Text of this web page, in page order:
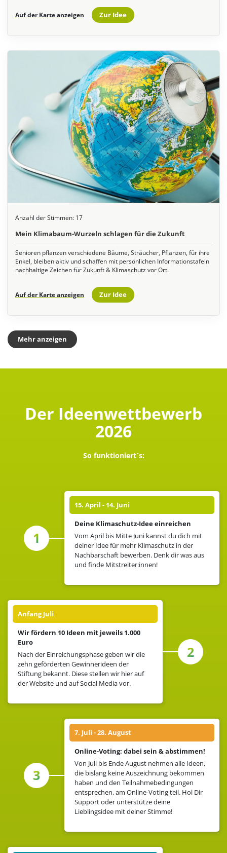
Auf der Karte anzeigen Zur Idee
Anzahl der Stimmen: 17
Mein Klimabaum-Wurzeln schlagen für die Zukunft
Senioren pflanzen verschiedene Bäume, Sträucher, Pflanzen, für ihre
Enkel, bleiben aktiv und schaffen mit persönlichen Informationstafeln
nachhaltige Zeichen für Zukunft & Klimaschutz vor Ort.
Auf der Karte anzeigen Zur Idee
Mehr anzeigen
Der Ideenwettbewerb
2026
So funktioniert´s:
1
15. April - 14. Juni
Deine Klimaschutz-Idee einreichen
Vom April bis Mitte Juni kannst du dich mit
deiner Idee für mehr Klimaschutz in der
Nachbarschaft bewerben. Denk dir was aus
und finde Mitstreiter:innen!
Anfang Juli
Wir fördern 10 Ideen mit jeweils 1.000
Euro
Nach der Einreichungsphase geben wir die
zehn geförderten Gewinnerideen der
Stiftung bekannt. Diese stellen wir hier auf
der Website und auf Social Media vor.
2
3
7. Juli - 28. August
Online-Voting: dabei sein & abstimmen!
Von Juli bis Ende August nehmen alle Ideen,
die bislang keine Auszeichnung bekommen
haben und den Teilnahmebedingungen
entsprechen, am Online-Voting teil. Hol Dir
Support oder unterstütze deine
Lieblingsidee mit deiner Stimme!